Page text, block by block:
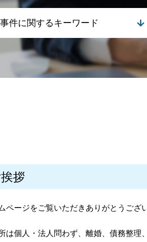
慰謝料 計算
浮気 慰謝料
争い 期間
婚 養育費 再婚
婚 相談 弁護士
相談
養育費 払わない
と監護権
連絡取らない
件に関するキーワード
事事件 時効 いつから
事事件 罪 種類
事件とは
事件 弁護士
拶
ページをご覧いただきありがとうござ
は個人・法人問わず、離婚、債務整理